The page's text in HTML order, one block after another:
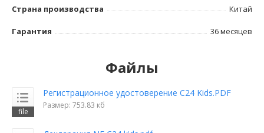
Страна производства Китай
Гарантия 36 месяцев
Файлы
Регистрационное удостоверение C24 Kids.PDF
Размер: 753.83 кб